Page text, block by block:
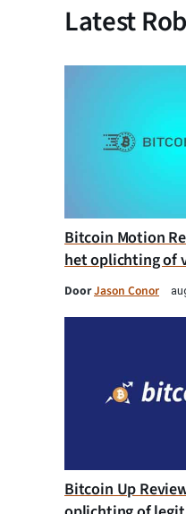
Latest
Bitcoin Motion
het oplichting of
DoorJason Conor
Bitcoin Up